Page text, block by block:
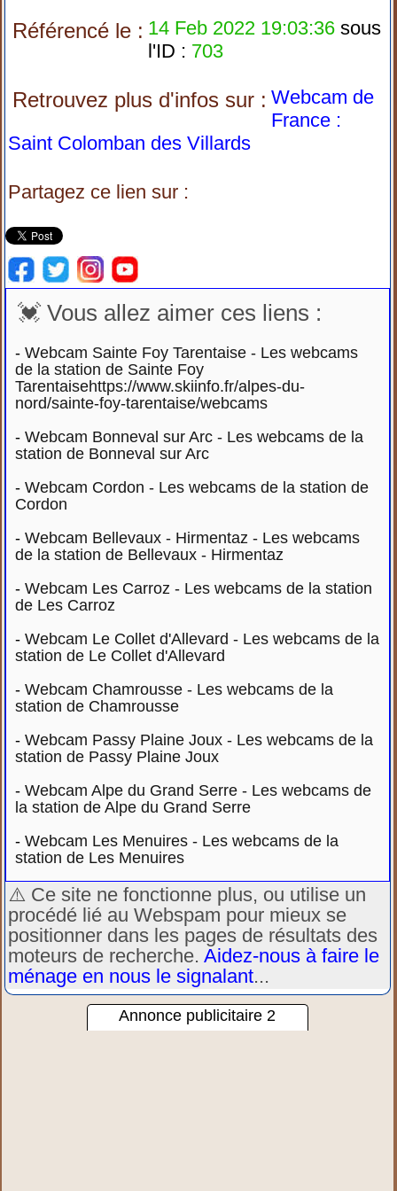
Référencé le : 14 Feb 2022 19:03:36 sous
l'ID : 703
Retrouvez plus d'infos sur : Webcam de
France :
Saint Colomban des Villards
Partagez ce lien sur :
💓 Vous allez aimer ces liens :
-Webcam Sainte Foy Tarentaise - Les webcams
de la station de Sainte Foy
Tarentaisehttps://www.skiinfo.fr/alpes-du-
nord/sainte-foy-tarentaise/webcams
-Webcam Bonneval sur Arc - Les webcams de la
station de Bonneval sur Arc
-Webcam Cordon - Les webcams de la station de
Cordon
-Webcam Bellevaux - Hirmentaz - Les webcams
de la station de Bellevaux - Hirmentaz
-Webcam Les Carroz - Les webcams de la station
de Les Carroz
-Webcam Le Collet d'Allevard - Les webcams de la
station de Le Collet d'Allevard
-Webcam Chamrousse - Les webcams de la
station de Chamrousse
-Webcam Passy Plaine Joux - Les webcams de la
station de Passy Plaine Joux
-Webcam Alpe du Grand Serre - Les webcams de
la station de Alpe du Grand Serre
-Webcam Les Menuires - Les webcams de la
station de Les Menuires
⚠️ Ce site ne fonctionne plus, ou utilise un
procédé lié au Webspam pour mieux se
positionner dans les pages de résultats des
moteurs de recherche.Aidez-nous à faire le
ménage en nous le signalant...
Annonce publicitaire 2